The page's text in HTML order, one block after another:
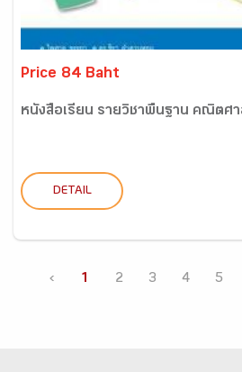
Price 84 Baht
หนังสือเรียน รายวิชาพื้นฐาน คณิตศา
DETAIL
‹ 1 2 3 4 5